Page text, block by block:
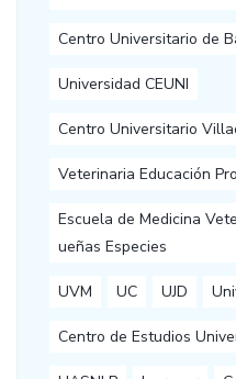
Centro Universitario de
Universidad CEUNI
Centro Universitario
Veterinaria Educación
Escuela de Medicina
ueñas Especies
UVM UC UJD
Centro de Estudios